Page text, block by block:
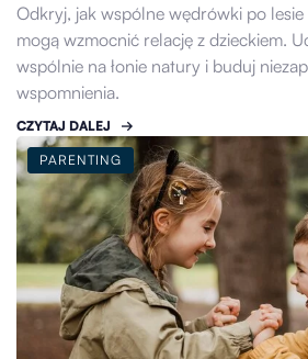
Odkryj, jak wspólne wędrówki po
mogą wzmocnić relację z dzieckiem.
wspólnie na łonie natury i buduj
wspomnienia.
CZYTAJ DALEJ
PARENTING